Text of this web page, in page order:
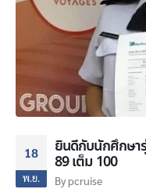
18
พ.ย.
ยินดีกับนักศึกษา
89 เต็ม 100
By pcruise